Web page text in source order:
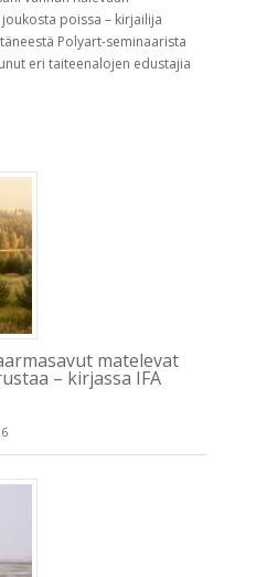
poissa – kirjailija
Polyart-seminaarista
eri taiteenalojen edustajia
matelevat
– kirjassa IFA